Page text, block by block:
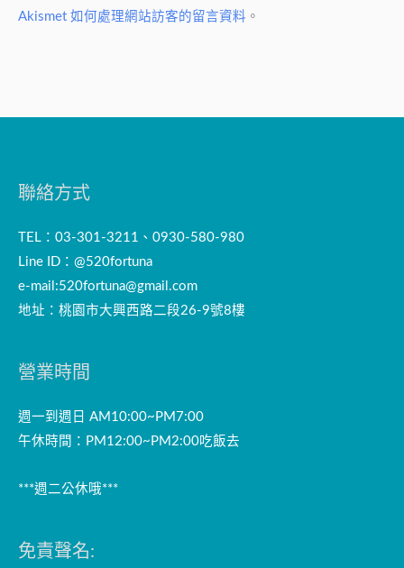
Akismet 如何處理網站訪客的留言資料 。
聯絡方式
TEL：03-301-3211、0930-580-980
Line ID：@520fortuna
e-mail:520fortuna@gmail.com
地址：桃園市大興西路二段26-9號8樓
營業時間
週一到週日 AM10:00~PM7:00
午休時間：PM12:00~PM2:00吃飯去
***週二公休哦***
免責聲名: